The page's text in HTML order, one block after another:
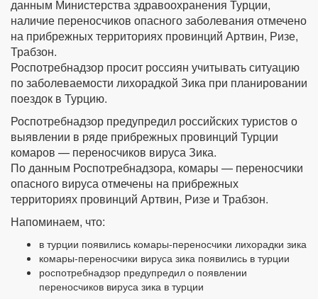
данным Министерства здравоохранения Турции,
наличие переносчиков опасного заболевания отмечено
на прибрежных территориях провинций Артвин, Ризе,
Трабзон.
Роспотребнадзор просит россиян учитывать ситуацию
по заболеваемости лихорадкой Зика при планировании
поездок в Турцию.
Роспотребнадзор предупредил российских туристов о
выявлении в ряде прибрежных провинций Турции
комаров — переносчиков вируса Зика.
По данным Роспотребнадзора, комары — переносчики
опасного вируса отмечены на прибрежных
территориях провинций Артвин, Ризе и Трабзон.
Напоминаем, что:
в турции появились комары-переносчики лихорадки зика
комары‐переносчики вируса зика появились в турции
роспотребнадзор предупредил о появлении
переносчиков вируса зика в турции